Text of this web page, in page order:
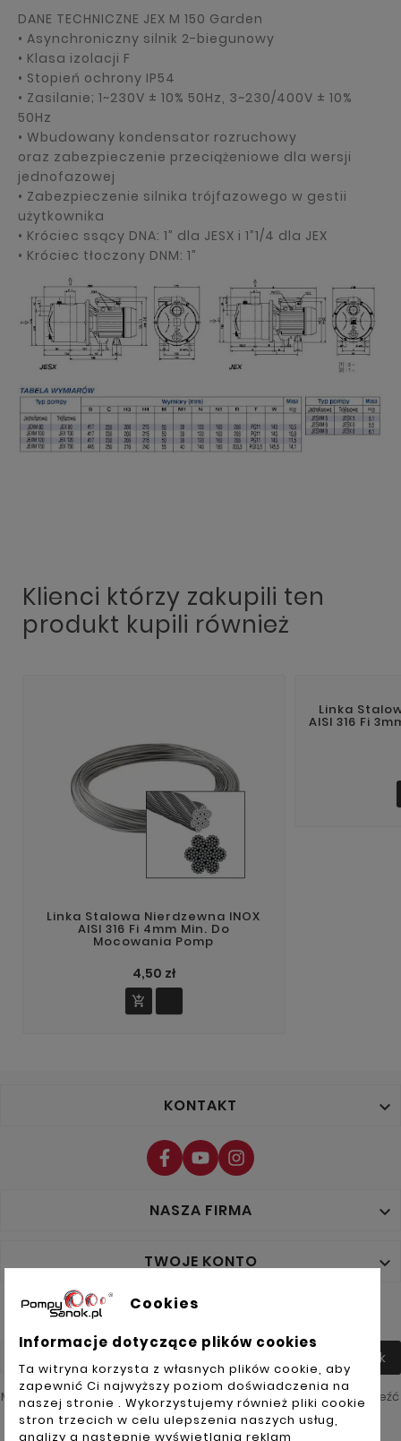
DANE TECHNICZNE JEX M 150 Garden
• Asynchroniczny silnik 2-biegunowy
• Klasa izolacji F
• Stopień ochrony IP54
• Zasilanie; 1~230V ± 10% 50Hz, 3~230/400V ± 10%
50Hz
• Wbudowany kondensator rozruchowy
oraz zabezpieczenie przeciążeniowe dla wersji
jednofazowej
• Zabezpieczenie silnika trójfazowego w gestii
użytkownika
• Króciec ssący DNA: 1” dla JESX i 1”1/4 dla JEX
• Króciec tłoczony DNM: 1”
Klienci którzy zakupili ten
produkt kupili również
Linka Stalowa Nierdzewna INOX
AISI 316 Fi 4mm Min. Do
Mocowania Pomp
4,50 zł

Linka
AISI 316 Fi
KONTAKT 
NASZA FIRMA 
TWOJE KONTO 
NEWSLETTER
Tak
Możesz zrezygnować w każdej chwili. W tym celu należy odnaleźć
szczegóły w naszej informacji prawnej.
Cookies
Informacje dotyczące plików cookies
Ta witryna korzysta z własnych plików cookie, aby
zapewnić Ci najwyższy poziom doświadczenia na
naszej stronie . Wykorzystujemy również pliki cookie
stron trzecich w celu ulepszenia naszych usług,
analizy a nastepnie wyświetlania reklam